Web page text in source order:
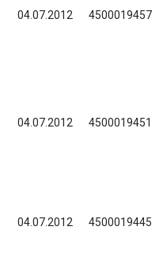
04.07.2012 4500019457
04.07.2012 4500019451
04.07.2012 4500019445